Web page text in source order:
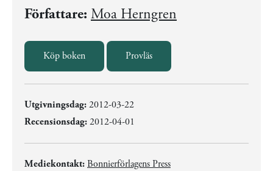
Författare: Moa Herngren
Köp boken Provläs
Utgivningsdag:2012-03-22
Recensionsdag:2012-04-01
Mediekontakt: Bonnierförlagens Press